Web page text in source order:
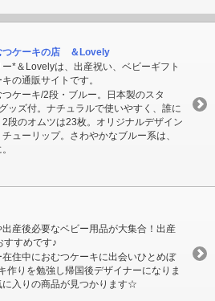
つケーキの店 ＆Lovely
*＆Lovelyは、出産祝い、ベビーギフト
の通販サイトです。
つケーキ/2段・ブルー。日本製のスタ
ッズ付。ナチュラルで使いやすく、誰に
段のオムツは23枚。オリジナルデザイン
ューリップ。さわやかなブルー系は、
産後必要なベビー用品が大集合！出産
すすめです♪
住中におむつケーキに出会いひとめぼ
作りを勉強し帰国後デザイナーになりま
入りの商品が見つかります☆